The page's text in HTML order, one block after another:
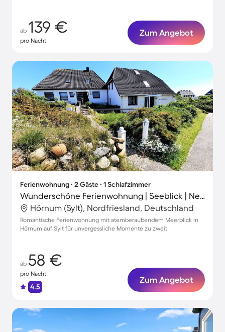
ab 139 €
pro Nacht
Zum Angebot
Ferienwohnung ∙ 2 Gäste ∙ 1 Schlafzimmer
Wunderschöne Ferienwohnung | Seeblick | Neben dem Strand
Hörnum (Sylt), Nordfriesland, Deutschland
Romantische Ferienwohnung mit atemberaubendem Meerblick in
Hörnum auf Sylt für unvergessliche Momente zu zweit
ab 58 €
pro Nacht
4.5
Zum Angebot